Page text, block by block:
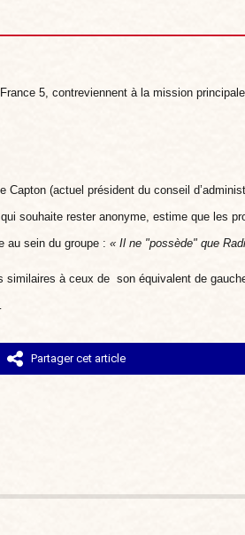
5, contreviennent à la mission
(actuel président du conseil
souhaite rester anonyme, estime que les
au sein du groupe : « Il ne "possède" que
à ceux de son équivalent de
Partager cet article